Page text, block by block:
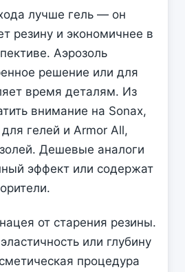
лучше гель — он
резину и экономичнее в
Аэрозоль
решение или для
время деталям. Из
внимание на Sonax,
гелей и Armor All,
Дешевые аналоги
эффект или содержат
от старения резины.
или глубину
процедура